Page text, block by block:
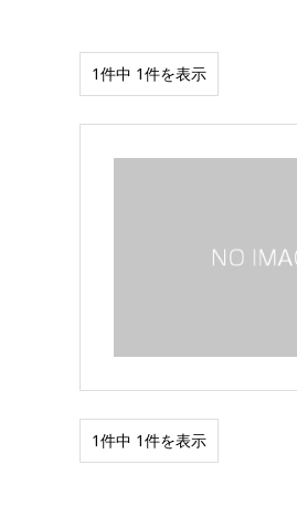
1件中 1件を表示
1件中 1件を表示